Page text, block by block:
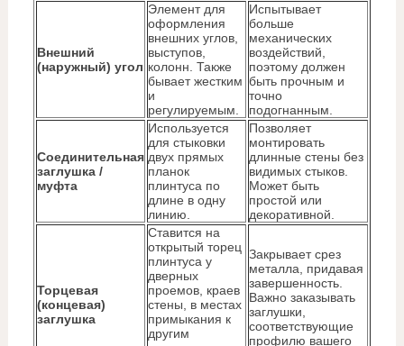
Внешний
(наружный) угол
Элемент для
оформления
внешних углов,
выступов,
колонн. Также
бывает жестким
и
регулируемым.
Испытывает
больше
механических
воздействий,
поэтому должен
быть прочным и
точно
подогнанным.
Соединительная
заглушка /
муфта
Используется
для стыковки
двух прямых
планок
плинтуса по
длине в одну
линию.
Позволяет
монтировать
длинные стены без
видимых стыков.
Может быть
простой или
декоративной.
Торцевая
(концевая)
заглушка
Ставится на
открытый торец
плинтуса у
дверных
проемов, краев
стены, в местах
примыкания к
другим
Закрывает срез
металла, придавая
завершенность.
Важно заказывать
заглушки,
соответствующие
профилю вашего